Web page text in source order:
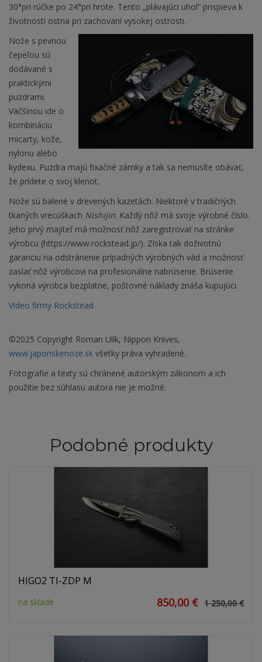
30°pri rúčke po 24°pri hrote. Tento „plávajúci uhol“ prispieva k
životnosti ostria pri zachovaní vysokej ostrosti.
Nože s pevnou
čepeľou sú
dodávané s
praktickými
puzdrami.
Väčšinou ide o
kombináciu
micarty, kože,
nylonu alebo
kydexu. Puzdra majú fixačné zámky a tak sa nemusíte obávať,
že prídete o svoj klenot.
Nože sú balené v drevených kazetách. Niektoré v tradičných
tkaných vrecúškach Nishijin. Každý nôž má svoje výrobné číslo.
Jeho prvý majiteľ má možnosť nôž zaregistrovať na stránke
výrobcu (https://www.rockstead.jp/). Získa tak doživotnú
garanciu na odstránenie prípadných výrobných vád a možnosť
zaslať nôž výrobcovi na profesionálne nabrúsenie. Brúsenie
vykoná výrobca bezplatne, poštovné náklady znáša kupujúci.
Video firmy Rockstead
©2025 Copyright Roman Ulík, Nippon Knives,
www.japonskenoze.sk všetky práva vyhradené.
Fotografie a texty sú chránené autorským zákonom a ich
použitie bez súhlasu autora nie je možné.
Podobné produkty
HIGO2 TI-ZDP M
na sklade 850,00 € 1 250,00 €